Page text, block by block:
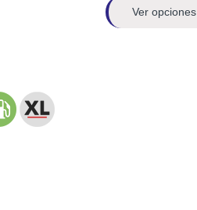
Ver opciones